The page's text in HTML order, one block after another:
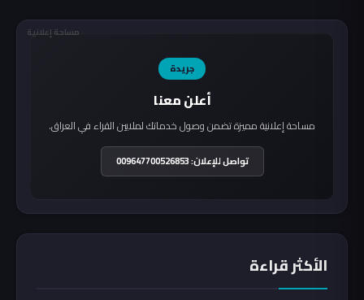
مساحة إعلانية
جريدة
أعلن معنا
مساحة إعلانية مميزة تضمن وصول خدماتك لملايين القراء في العراق.
تواصل للإعلان: 009647700526853
الأكثر قراءة